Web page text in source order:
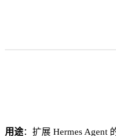
用途：扩展 Hermes Agent